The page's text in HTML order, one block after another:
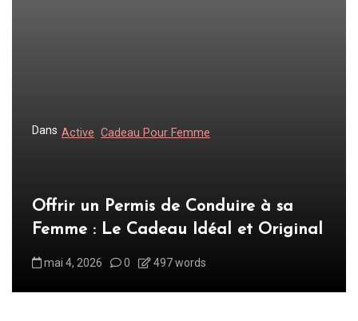
Dans Active Cadeau Pour Femme
Offrir un Permis de Conduire à sa
Femme : Le Cadeau Idéal et Original
mai 4, 2026 0 497 words